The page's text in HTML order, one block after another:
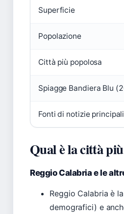
Superficie
Popolazione
Città più popolosa
Spiagge Bandiera Blu
Fonti di notizie principali
Qual è la città
Reggio Calabria e le
Reggio Calabria è
demografici) e